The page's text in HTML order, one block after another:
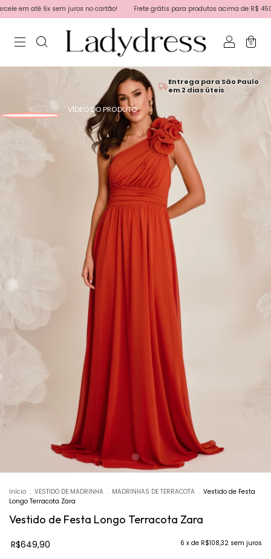
até 6x sem juros no cartão! Frete grátis para produtos acima de R$ 450,00,
0
Entrega para São Paulo
em 2 dias úteis
Início . VESTIDO DE MADRINHA . MADRINHAS DE TERRACOTA . Vestido de Festa
Longo Terracota Zara
Vestido de Festa Longo Terracota Zara
R$649,90 6 x de R$108,32 sem juros